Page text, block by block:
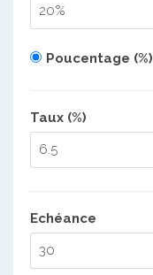
Poucentage (%)
Taux (%)
Echéance